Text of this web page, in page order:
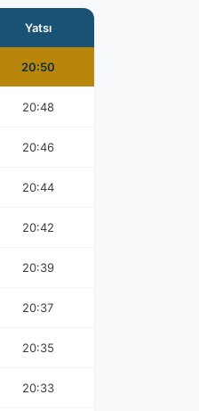
Yatsı
20:50
20:48
20:46
20:44
20:42
20:39
20:37
20:35
20:33